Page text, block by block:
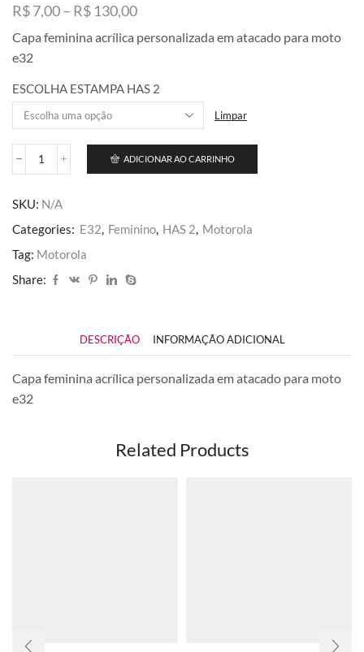
R$7,00– R$ 130,00Faixa
preço:
R$ 130,00
Capa feminina acrílica personalizada em atacado para moto
e32
ESCOLHA ESTAMPA HAS 2
Limpar
Moto
ADICIONAR AO CARRINHO
SKU: N/A
Categories: E32, Feminino, HAS 2, Motorola
Tag: Motorola
Share:
DESCRIÇÃO INFORMAÇÃO ADICIONAL
Capa feminina acrílica personalizada em atacado para moto
e32
Related Products